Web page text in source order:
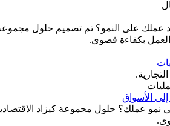
على النمو؟ تم تصميم حلول
بكفاءة قصوى.
الأسواق
نمو عملك؟ حلول مجموعة كيزاد